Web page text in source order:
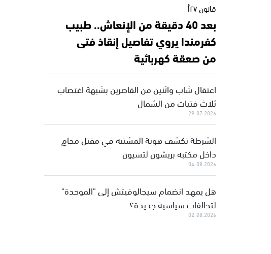
بعد 40 دقيقة من الإنعاش.. طبيب
كفرمندا يروي تفاصيل إنقاذ فتى
من صعقة كهربائية
اعتقال شاب واثنين من القاصرين بشبهة اغتصاب
ثلاث فتيات من الشمال
29.07.2026
الشرطة تكشف هوية المشتبه في مقتل محامٍ
داخل مكتبه بريشون لتسيون
04.08.2026
هل يمهد انضمام سيجالوفيتش إلى "الموحدة"
لتحالفات سياسية جديدة؟
02.08.2026